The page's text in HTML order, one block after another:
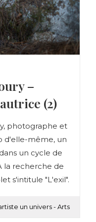
–
(2)
photographe et
d'elle-même, un
un cycle de
la recherche de
s'intitule "L'exil".
un univers - Arts